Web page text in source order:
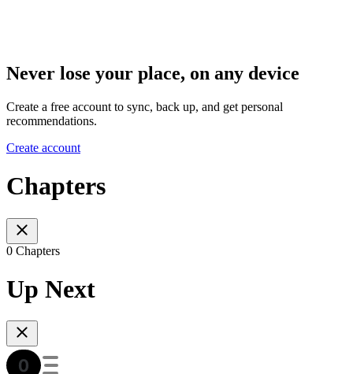
Never lose your place, on any device
Create a free account to sync, back up, and get personal
recommendations.
Create account
Chapters
0 Chapters
Up Next